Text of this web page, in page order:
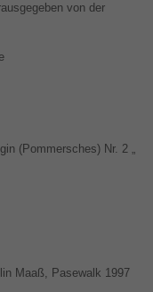
von der
(Pommersches) Nr. 2 „
Maaß, Pasewalk 1997